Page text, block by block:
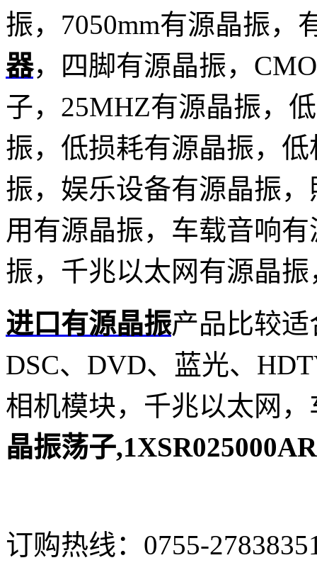
振，7050mm有源晶振，
器，四脚有源晶振，
子，25MHZ有源晶振，
振，低损耗有源晶振，
振，娱乐设备有源晶振
用有源晶振，车载音响
振，千兆以太网有源晶
进口有源晶振产品比较
DSC、DVD、蓝光、
相机模块，千兆以太网
晶振荡子
订购热线： 0755-